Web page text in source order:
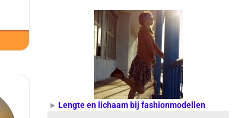
Lengte en lichaam bij fashionmodellen